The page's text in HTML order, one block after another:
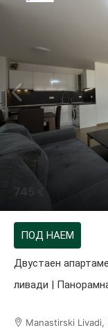
745 €
ПОД НАЕМ
Двустаен
ливади |
Manastirski Livadi,